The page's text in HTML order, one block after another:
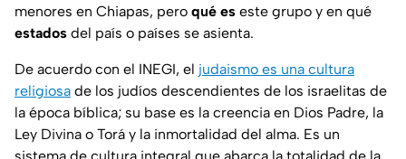
menores en Chiapas, pero qué es este grupo y en qué
estados del país o países se asienta.
De acuerdo con el INEGI, el judaismo es una cultura
religiosa de los judíos descendientes de los israelitas de
la época bíblica; su base es la creencia en Dios Padre, la
Ley Divina o Torá y la inmortalidad del alma. Es un